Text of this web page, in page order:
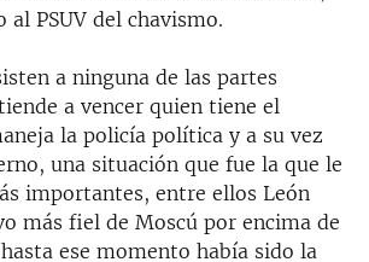
PSUV del chavismo.
a ninguna de las partes
a vencer quien tiene el
la policía política y a su vez
una situación que fue la que le
importantes, entre ellos León
más fiel de Moscú por encima de
ese momento había sido la